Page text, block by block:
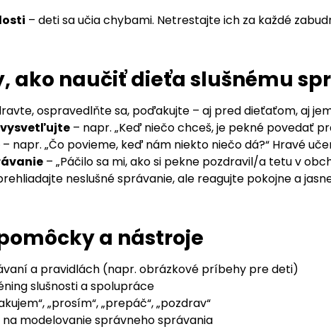
– deti sa učia chybami. Netrestajte ich za každé
ako naučiť dieťa slušnému
ospravedlňte sa, poďakujte – aj pred dieťaťom, aj
– napr. „Keď niečo chceš, je pekné povedať
– napr. „Čo povieme, keď nám niekto niečo dá?“ Hravé
– „Páčilo sa mi, ako si pekne pozdravil/a tetu v
neslušné správanie, ale reagujte pokojne a
a nástroje
a pravidlách (napr. obrázkové príbehy pre deti)
slušnosti a spolupráce
„prosím“, „prepáč“, „pozdrav“
modelovanie správneho správania